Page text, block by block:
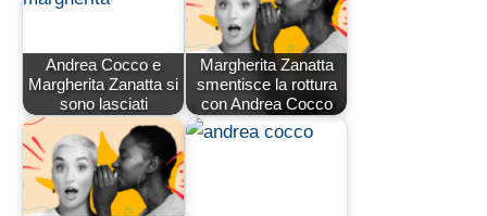
Andrea Cocco e
Margherita Zanatta si
sono lasciati
Margherita Zanatta
smentisce la rottura
con Andrea Cocco